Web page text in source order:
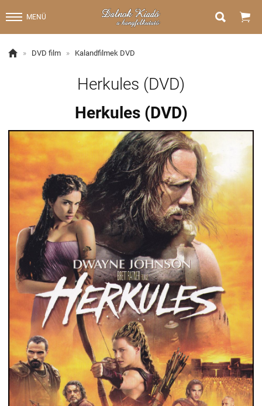
MENÜ  
 » DVD film » Kalandfilmek DVD
Herkules (DVD)
Herkules (DVD)